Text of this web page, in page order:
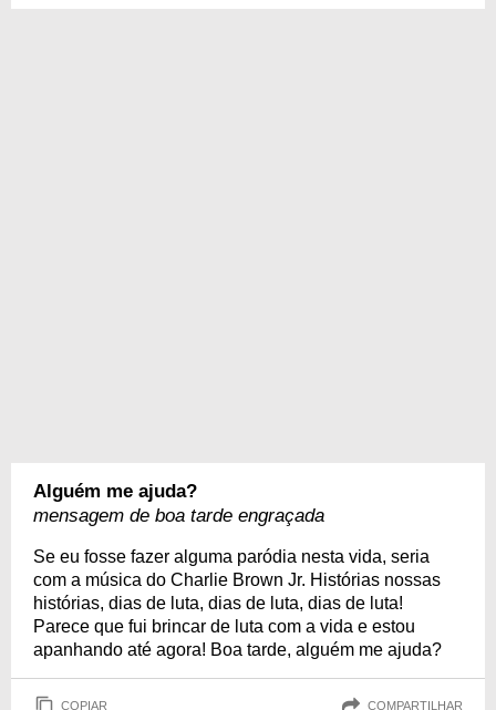
Alguém me ajuda?
mensagem de boa tarde engraçada
Se eu fosse fazer alguma paródia nesta vida, seria
com a música do Charlie Brown Jr. Histórias nossas
histórias, dias de luta, dias de luta, dias de luta!
Parece que fui brincar de luta com a vida e estou
apanhando até agora! Boa tarde, alguém me ajuda?
COPIAR COMPARTILHAR